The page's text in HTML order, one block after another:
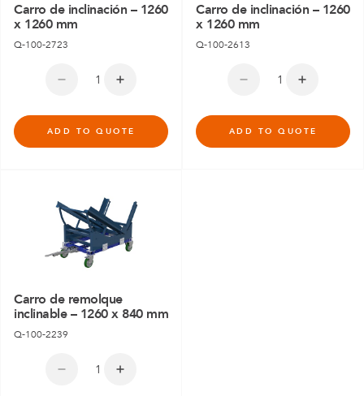
Carro de inclinación – 1260
x 1260 mm
Q-100-2723
ADD TO QUOTE
Carro de inclinación – 1260
x 1260 mm
Q-100-2613
ADD TO QUOTE
Carro de remolque
inclinable – 1260 x 840 mm
Q-100-2239